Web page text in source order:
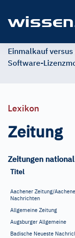
Einmalkauf
Software-
Lexikon
Zeitung
Zeitungen
Titel
Aachener Zeitung/
Nachrichten
Allgemeine Zeitung
Augsburger Allgemeine
Badische Neueste